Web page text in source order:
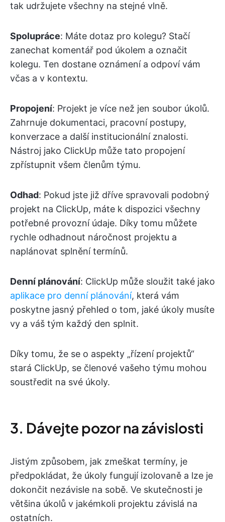
tak udržujete všechny na stejné vlně.
Spolupráce: Máte dotaz pro kolegu? Stačí
zanechat komentář pod úkolem a označit
kolegu. Ten dostane oznámení a odpoví vám
včas a v kontextu.
Propojení: Projekt je více než jen soubor úkolů.
Zahrnuje dokumentaci, pracovní postupy,
konverzace a další institucionální znalosti.
Nástroj jako ClickUp může tato propojení
zpřístupnit všem členům týmu.
Odhad: Pokud jste již dříve spravovali podobný
projekt na ClickUp, máte k dispozici všechny
potřebné provozní údaje. Díky tomu můžete
rychle odhadnout náročnost projektu a
naplánovat splnění termínů.
Denní plánování: ClickUp může sloužit také jako
aplikace pro denní plánování, která vám
poskytne jasný přehled o tom, jaké úkoly musíte
vy a váš tým každý den splnit.
Díky tomu, že se o aspekty „řízení projektů“
stará ClickUp, se členové vašeho týmu mohou
soustředit na své úkoly.
3. Dávejte pozor na závislosti
Jistým způsobem, jak zmeškat termíny, je
předpokládat, že úkoly fungují izolovaně a lze je
dokončit nezávisle na sobě. Ve skutečnosti je
většina úkolů v jakémkoli projektu závislá na
ostatních.